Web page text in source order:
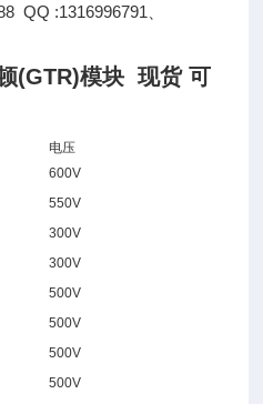
QQ :1316996791、
(GTR)模块 现货可
电压
600V
550V
300V
300V
500V
500V
500V
500V